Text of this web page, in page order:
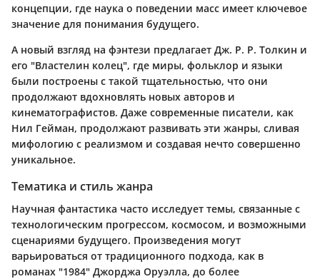
концепции, где наука о поведении масс имеет ключевое
значение для понимания будущего.
А новый взгляд на фэнтези предлагает Дж. Р. Р. Толкин и
его "Властелин колец", где миры, фольклор и языки
были построены с такой тщательностью, что они
продолжают вдохновлять новых авторов и
кинематографистов. Даже современные писатели, как
Нил Гейман, продолжают развивать эти жанры, сливая
мифологию с реализмом и создавая нечто совершенно
уникальное.
Тематика и стиль жанра
Научная фантастика часто исследует темы, связанные с
технологическим прогрессом, космосом, и возможными
сценариями будущего. Произведения могут
варьироваться от традиционного подхода, как в
романах "1984" Джорджа Оруэлла, до более